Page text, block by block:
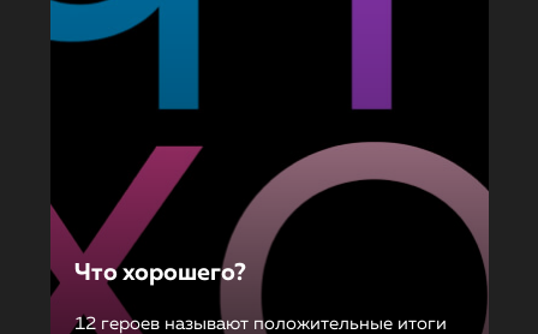
Что хорошего?
12 героев называют положительные итоги